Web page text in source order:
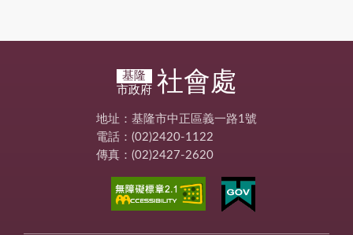
基隆
市政府 社會處
地址：基隆市中正區義一路1號
電話：(02)2420-1122
傳真：(02)2427-2620